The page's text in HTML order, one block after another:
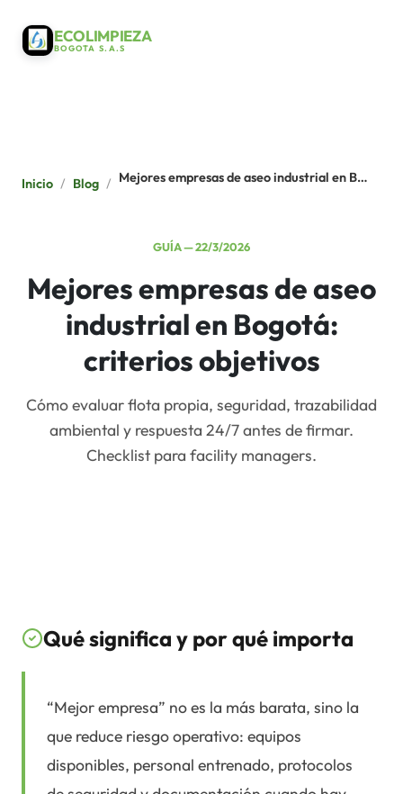
ECOLIMPIEZA
BOGOTA S.A.S
Inicio / Blog / Mejores empresas de aseo industrial en Bogotá: criterios objetivos
GUÍA—22/3/2026
Mejores empresas de aseo
industrial en Bogotá:
criterios objetivos
Cómo evaluar flota propia, seguridad, trazabilidad
ambiental y respuesta 24/7 antes de firmar.
Checklist para facility managers.
Qué significa y por qué importa
“Mejor empresa” no es la más barata, sino la
que reduce riesgo operativo: equipos
disponibles, personal entrenado, protocolos